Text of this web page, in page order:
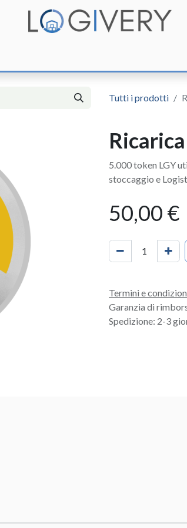
Tutti i prodotti
5.000 token LGY
stoccaggio e
50,00 €
Termini e
Garanzia di
Spedizione: 2-3